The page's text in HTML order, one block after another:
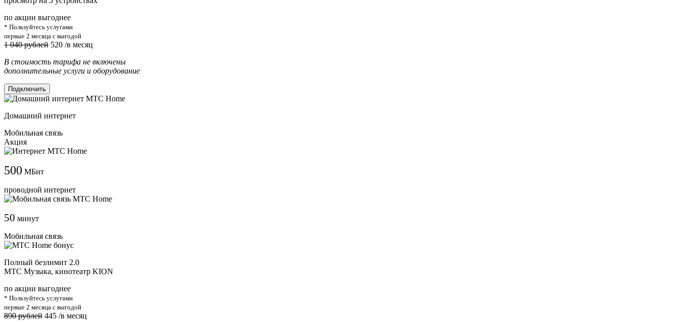
по акции выгоднее
* Пользуйтесь услугами
первые 2 месяца с выгодой
1 040 рублей 520 /в месяц
В стоимость тарифа не включены
дополнительные услуги и оборудование
Подключить
Домашний интернет
Мобильная связь
Акция
500 МБит
проводной интернет
50 минут
Мобильная связь
Полный безлимит 2.0
МТС Музыка, кинотеатр KION
по акции выгоднее
* Пользуйтесь услугами
первые 2 месяца с выгодой
890 рублей 445 /в месяц